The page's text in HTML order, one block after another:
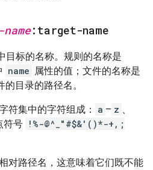
:target-name
目标的名称。规则的名称是
name 属性的值；文件的名称是
的目录的路径名。
符集中的字符组成： a – z
符号 !%-@^_"#$&'()*-+,;
对路径名，这意味着它们既不能